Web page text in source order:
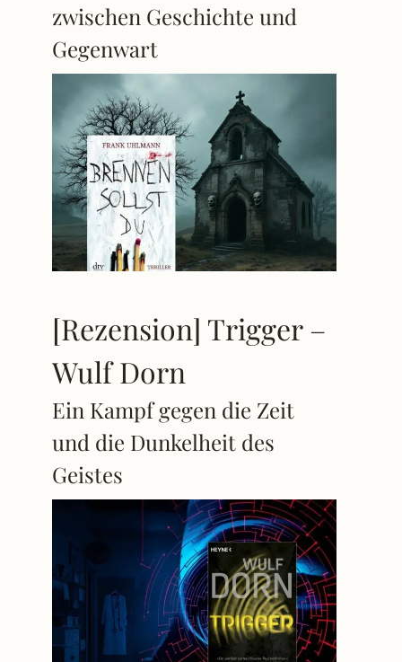
zwischen Geschichte und
Gegenwart
[Rezension] Trigger –
Wulf Dorn
Ein Kampf gegen die Zeit
und die Dunkelheit des
Geistes